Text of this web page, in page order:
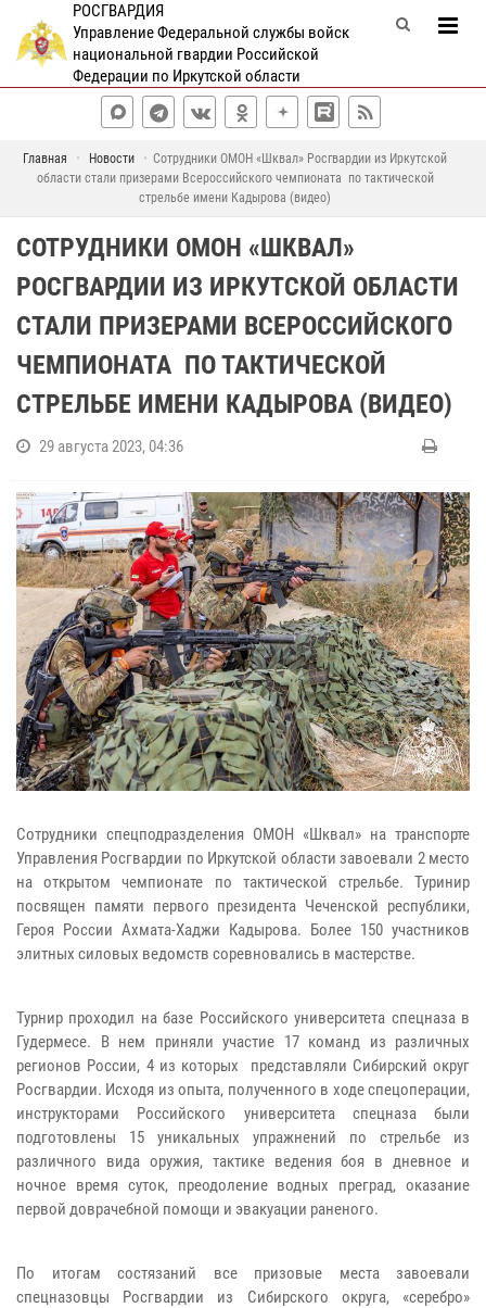
РОСГВАРДИЯ
Управление Федеральной службы войск
национальной гвардии Российской
Федерации по Иркутской области
Главная Новости
Сотрудники ОМОН «Шквал» Росгвардии из Иркутской
области стали призерами Всероссийского чемпионата по тактической
стрельбе имени Кадырова (видео)
СОТРУДНИКИ ОМОН «ШКВАЛ»
РОСГВАРДИИ ИЗ ИРКУТСКОЙ ОБЛАСТИ
СТАЛИ ПРИЗЕРАМИ ВСЕРОССИЙСКОГО
ЧЕМПИОНАТА ПО ТАКТИЧЕСКОЙ
СТРЕЛЬБЕ ИМЕНИ КАДЫРОВА (ВИДЕО)
29 августа 2023, 04:36
Сотрудники спецподразделения ОМОН «Шквал» на транспорте
Управления Росгвардии по Иркутской области завоевали 2 место
на открытом чемпионате по тактической стрельбе. Туринир
посвящен памяти первого президента Чеченской республики,
Героя России Ахмата-Хаджи Кадырова. Более 150 участников
элитных силовых ведомств соревновались в мастерстве.
Турнир проходил на базе Российского университета спецназа в
Гудермесе. В нем приняли участие 17 команд из различных
регионов России, 4 из которых представляли Сибирский округ
Росгвардии. Исходя из опыта, полученного в ходе спецоперации,
инструкторами Российского университета спецназа были
подготовлены 15 уникальных упражнений по стрельбе из
различного вида оружия, тактике ведения боя в дневное и
ночное время суток, преодоление водных преград, оказание
первой доврачебной помощи и эвакуации раненого.
По итогам состязаний все призовые места завоевали
спецназовцы Росгвардии из Сибирского округа, «серебро»